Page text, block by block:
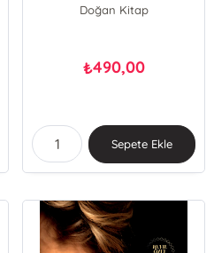
Doğan Kitap
₺490,00
Sepete Ekle